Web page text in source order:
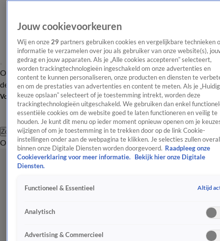
OverzichtAfleveringen Entertainment TV Algemeen
Tip
de redactieNieuwsbrief
Volg Shownieuws
Zoeken
OverzichtEntertainmentSpraakmakendRealityCrimeVideo's
Jouw cookievoorkeuren
Wij en onze 29 partners gebruiken cookies en vergelijkbare technieken
informatie te verzamelen over jou als gebruiker van onze website(s),
gedrag en jouw apparaten. Als je „Alle cookies accepteren” selecteert,
worden trackingtechnologieën ingeschakeld om onze advertenties en
content te kunnen personaliseren, onze producten en diensten te
en om de prestaties van advertenties en content te meten. Als je
keuze opslaan” selecteert of je toestemming intrekt, worden deze
trackingtechnologieën uitgeschakeld. We gebruiken dan enkel
essentiële cookies om de website goed te laten functioneren en veilig te
houden. Je kunt dit menu op ieder moment opnieuw openen om je
wijzigen of om je toestemming in te trekken door op de link Cookie-
instellingen onder aan de webpagina te klikken. Je selecties zullen overal
binnen onze Digitale Diensten worden doorgevoerd. Raadpleeg onze
Cookieverklaring voor meer informatie.
Bekijk hier onze Digitale
Diensten.
Functioneel & Essentieel Altijd
Analytisch
Advertising & Commercieel